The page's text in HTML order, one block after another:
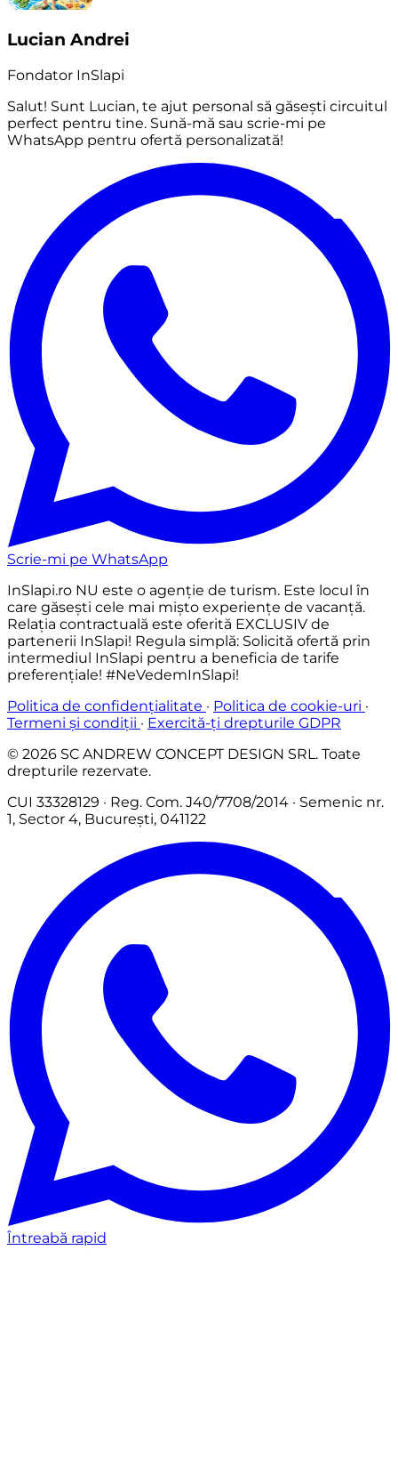
Lucian Andrei
Fondator InSlapi
Salut! Sunt Lucian, te ajut personal să găsești circuitul
perfect pentru tine. Sună-mă sau scrie-mi pe
WhatsApp pentru ofertă personalizată!
Scrie-mi pe WhatsApp
InSlapi.ro NU este o agenție de turism. Este locul în
care găsești cele mai mișto experiențe de vacanță.
Relația contractuală este oferită EXCLUSIV de
partenerii InSlapi! Regula simplă: Solicită ofertă prin
intermediul InSlapi pentru a beneficia de tarife
preferențiale! #NeVedemInSlapi!
Politica de confidențialitate · Politica de cookie-uri ·
Termeni și condiții · Exercită-ți drepturile GDPR
© 2026 SC ANDREW CONCEPT DESIGN SRL. Toate
drepturile rezervate.
CUI 33328129 · Reg. Com. J40/7708/2014 · Semenic nr.
1, Sector 4, București, 041122
Întreabă rapid